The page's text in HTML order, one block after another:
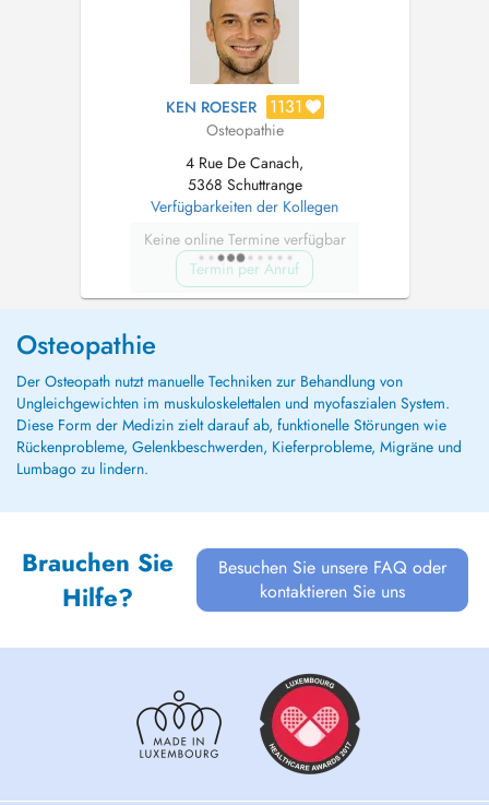
KEN ROESER 1131
Osteopathie
4 Rue De Canach,
5368 Schuttrange
Verfügbarkeiten der Kollegen
Keine online Termine verfügbar
Termin per Anruf
Osteopathie
Der Osteopath nutzt manuelle Techniken zur Behandlung von
Ungleichgewichten im muskuloskelettalen und myofaszialen System.
Diese Form der Medizin zielt darauf ab, funktionelle Störungen wie
Rückenprobleme, Gelenkbeschwerden, Kieferprobleme, Migräne und
Lumbago zu lindern.
Brauchen Sie
Hilfe?
Besuchen Sie unsere FAQ oder
kontaktieren Sie uns